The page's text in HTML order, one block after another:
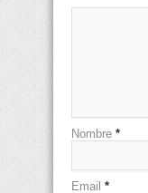
Nombre *
Email *